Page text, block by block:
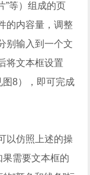
等）组成的页
的内容量，调整
别输入到一个文
将文本框设置
图8），即可完成
仿照上述的操
果需要文本框的